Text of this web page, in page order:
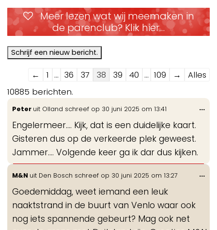
Meer lezen wat wij meemaken in
de parenclub? Klik hier…
Navigatie
door
de
gastenboek-
lijst
← 1 ... 36 37 38 39 40 ... 109 →
Alles
10885 berichten.
Peter uit Olland schreef op 30 juni 2025 om 13:41
Engelermeer.... Kijk, dat is een duidelijke kaart.
Gisteren dus op de verkeerde plek geweest.
Jammer.... Volgende keer ga ik dar dus kijken.
...
M&N uit Den Bosch schreef op 30 juni 2025 om 13:27
Goedemiddag, weet iemand een leuk
naaktstrand in de buurt van Venlo waar ook
nog iets spannende gebeurt? Mag ook net
...